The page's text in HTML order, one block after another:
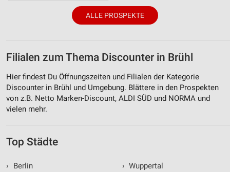
ALLE PROSPEKTE
Filialen zum Thema Discounter in Brühl
Hier findest Du Öffnungszeiten und Filialen der Kategorie
Discounter in Brühl und Umgebung. Blättere in den Prospekten
von z.B. Netto Marken-Discount, ALDI SÜD und NORMA und
vielen mehr.
Top Städte
›
Berlin
› Wuppertal